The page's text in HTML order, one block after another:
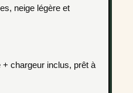
neige légère et
chargeur inclus, prêt à